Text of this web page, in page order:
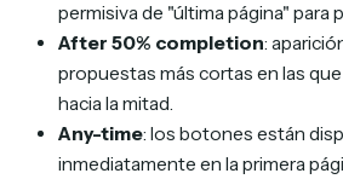
permisiva de "última página" para
After 50% completion:
propuestas más cortas en las
hacia la mitad.
Any-time: los botones están
inmediatamente en la primera